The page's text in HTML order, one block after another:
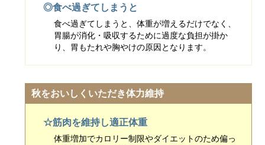
◎食べ過ぎてしまうと
食べ過ぎてしまうと、体重が増えるだけでなく、
胃腸が消化・吸収するために過度な負担が掛か
り、胃もたれや胸やけの原因となります。
秋をおいしくいただき体力維持
☆筋肉を維持し適正体重
体重増加でカロリー制限やダイエットのため偏っ